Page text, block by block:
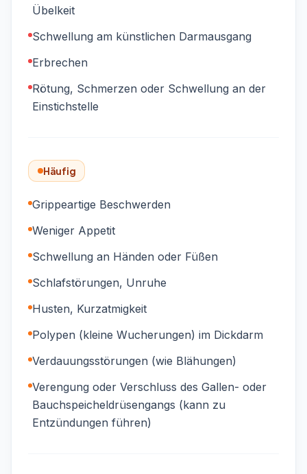
Übelkeit
Schwellung am künstlichen Darmausgang
Erbrechen
Rötung, Schmerzen oder Schwellung an der
Einstichstelle
Häufig
Grippeartige Beschwerden
Weniger Appetit
Schwellung an Händen oder Füßen
Schlafstörungen, Unruhe
Husten, Kurzatmigkeit
Polypen (kleine Wucherungen) im Dickdarm
Verdauungsstörungen (wie Blähungen)
Verengung oder Verschluss des Gallen- oder
Bauchspeicheldrüsengangs (kann zu
Entzündungen führen)